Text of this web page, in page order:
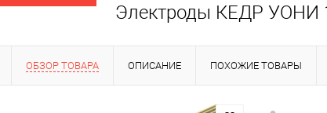
Электроды КЕДР УОНИ
ОБЗОР ТОВАРА ОПИСАНИЕ ПОХОЖИЕ ТОВАРЫ